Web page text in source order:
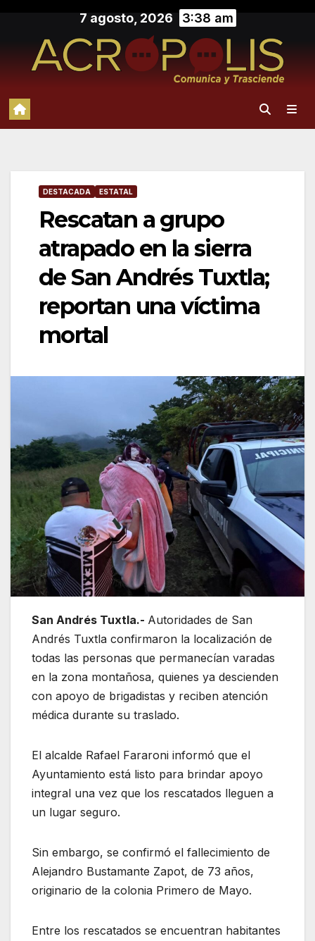
contenido
7 agosto, 2026 3:38 am
DESTACADA ESTATAL
Rescatan a grupo
atrapado en la sierra
de San Andrés Tuxtla;
reportan una víctima
mortal
San Andrés Tuxtla.- Autoridades de San
Andrés Tuxtla confirmaron la localización de
todas las personas que permanecían varadas
en la zona montañosa, quienes ya descienden
con apoyo de brigadistas y reciben atención
médica durante su traslado.
El alcalde Rafael Fararoni informó que el
Ayuntamiento está listo para brindar apoyo
integral una vez que los rescatados lleguen a
un lugar seguro.
Sin embargo, se confirmó el fallecimiento de
Alejandro Bustamante Zapot, de 73 años,
originario de la colonia Primero de Mayo.
Entre los rescatados se encuentran habitantes